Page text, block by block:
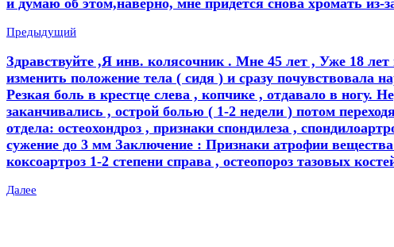
Предыдущий
Здравствуйте ,Я инв. колясочник . Мне 45 лет , Уже 18 лет
изменить положение тела ( сидя ) и сразу почувствовала
Резкая боль в крестце слева , копчике , отдавало в ногу.
заканчивались , острой болью ( 1-2 недели ) потом
отдела: остеохондроз , признаки спондилеза ,
сужение до 3 мм Заключение : Признаки атрофии вещества
коксоартроз 1-2 степени справа , остеопороз тазовых
Далее